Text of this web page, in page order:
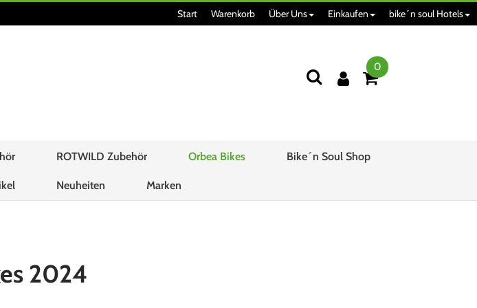
Start Warenkorb Über Uns Einkaufen bike´n soul Hotels
0
ROTWILD Zubehör Orbea Bikes Bike´n Soul Shop
Neuheiten Marken
2024